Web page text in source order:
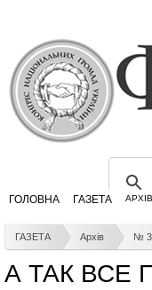
ГОЛОВНА ГАЗЕТА АРХІВ
ГАЗЕТА Архів №
А ТАК ВСЕ